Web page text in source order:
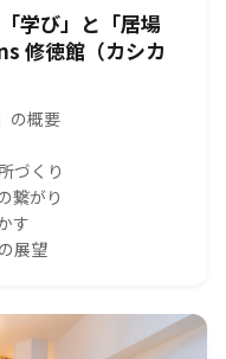
学び」と「居場
修徳館（カシカ
の概要
づくり
繋がり
す
展望